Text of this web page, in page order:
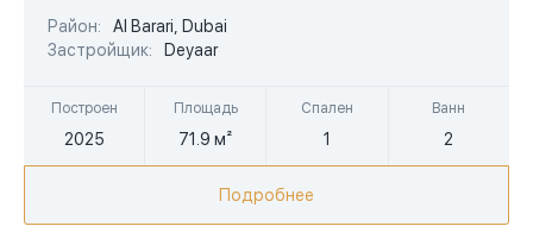
Район:
Al Barari, Dubai
Застройщик:
Deyaar
Построен
2025
Площадь
71.9 м²
Спален
1
Ванн
2
Подробнее